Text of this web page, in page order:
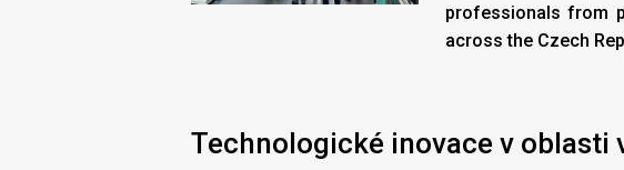
professionals from
across the Czech
Technologické inovace v oblasti